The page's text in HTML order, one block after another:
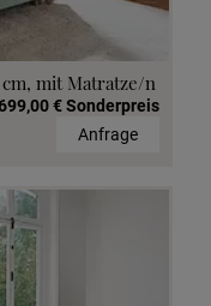
mit Matratze/n
€ Sonderpreis
Anfrage